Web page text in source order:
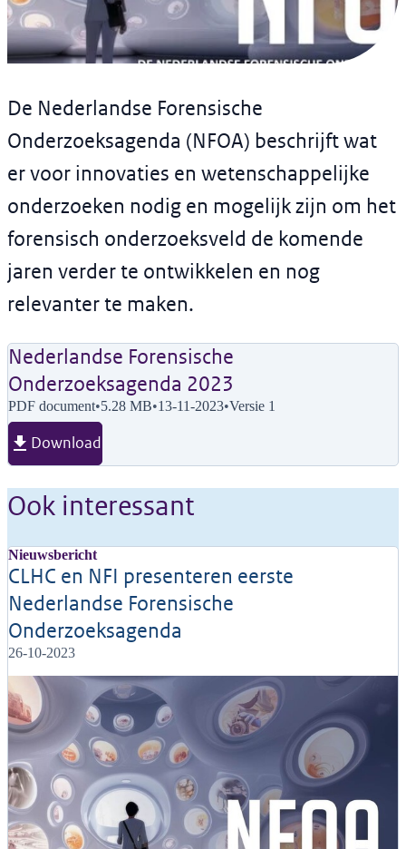
De Nederlandse
Forensische
Onderzoeksagenda 2023
Versie: 1
De Nederlandse Forensische
Onderzoeksagenda (NFOA) beschrijft wat
er voor innovaties en wetenschappelijke
onderzoeken nodig en mogelijk zijn om het
forensisch onderzoeksveld de komende
jaren verder te ontwikkelen en nog
relevanter te maken.
Nederlandse Forensische
Onderzoeksagenda 2023
PDF document•5.28 MB•13-11-2023•Versie 1
Download
Ook interessant
Nieuwsbericht
CLHC en NFI presenteren eerste
Nederlandse Forensische
Onderzoeksagenda
26-10-2023